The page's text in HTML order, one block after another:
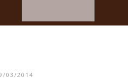
03/2014